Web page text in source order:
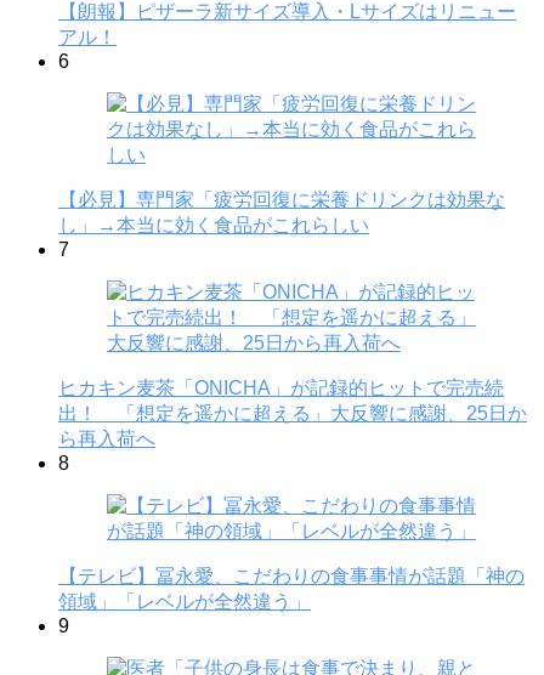
【朗報】ピザーラ新サイズ導入・Lサイズはリニュー
アル！
6
【必見】専門家「疲労回復に栄養ドリンクは効果な
し」→本当に効く食品がこれらしい
7
ヒカキン麦茶「ONICHA」が記録的ヒットで完売続
出！ 「想定を遥かに超える」大反響に感謝、25日か
ら再入荷へ
8
【テレビ】冨永愛、こだわりの食事事情が話題「神の
領域」「レベルが全然違う」
9